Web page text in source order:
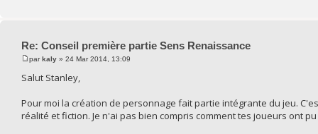
Re: Conseil première partie Sens Renaissance
parkaly » 24 Mar 2014, 13:09
Salut Stanley,
Pour moi la création de personnage fait partie intégrante du jeu.
réalité et fiction. Je n'ai pas bien compris comment tes joueurs ont